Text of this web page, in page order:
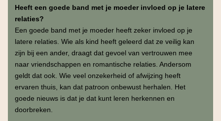
Heeft een goede band met je moeder invloed op je latere
relaties?
Een goede band met je moeder heeft zeker invloed op je
latere relaties. Wie als kind heeft geleerd dat ze veilig kan
zijn bij een ander, draagt dat gevoel van vertrouwen mee
naar vriendschappen en romantische relaties. Andersom
geldt dat ook. Wie veel onzekerheid of afwijzing heeft
ervaren thuis, kan dat patroon onbewust herhalen. Het
goede nieuws is dat je dat kunt leren herkennen en
doorbreken.